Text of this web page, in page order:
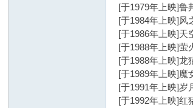
[于1979年上映]鲁
[于1984年上映]风
[于1986年上映]天
[于1988年上映]萤
[于1988年上映]龙
[于1989年上映]魔
[于1991年上映]岁
[于1992年上映]红